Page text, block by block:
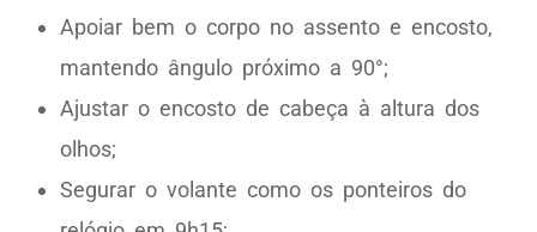
Apoiar bem o corpo no assento e encosto,
mantendo ângulo próximo a 90°;
Ajustar o encosto de cabeça à altura dos
olhos;
Segurar o volante como os ponteiros do